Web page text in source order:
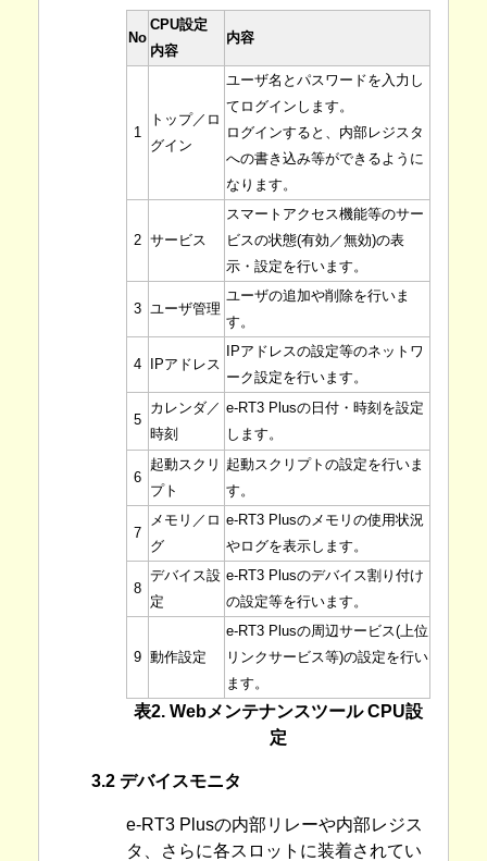
No
CPU設定
内容
内容
1
トップ／ロ
グイン
ユーザ名とパスワードを入力し
てログインします。
ログインすると、内部レジスタ
への書き込み等ができるように
なります。
2 サービス
スマートアクセス機能等のサー
ビスの状態(有効／無効)の表
示・設定を行います。
3 ユーザ管理
ユーザの追加や削除を行いま
す。
4 IPアドレス
IPアドレスの設定等のネットワ
ーク設定を行います。
5
カレンダ／
時刻
e-RT3 Plusの日付・時刻を設定
します。
6
起動スクリ
プト
起動スクリプトの設定を行いま
す。
7
メモリ／ロ
グ
e-RT3 Plusのメモリの使用状況
やログを表示します。
8
デバイス設
定
e-RT3 Plusのデバイス割り付け
の設定等を行います。
9 動作設定
e-RT3 Plusの周辺サービス(上位
リンクサービス等)の設定を行い
ます。
表2. Webメンテナンスツール CPU設
定
3.2 デバイスモニタ
e-RT3 Plusの内部リレーや内部レジス
タ、さらに各スロットに装着されてい